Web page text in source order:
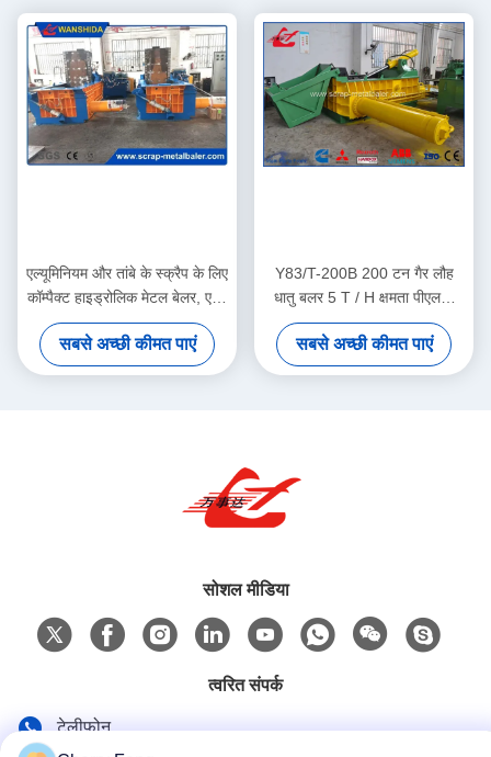
एल्यूमिनियम और तांबे के स्क्रैप के लिए
कॉम्पैक्ट हाइड्रोलिक मेटल बेलर, एयर
ऑयल कूलर के साथ 160 टन बल
सबसे अच्छी कीमत पाएं
Y83/T-200B 200 टन गैर लौह
धातु बलर 5 T / H क्षमता पीएलसी
स्वचालित नियंत्रण
सबसे अच्छी कीमत पाएं
सोशल मीडिया
त्वरित संपर्क
टेलीफोन